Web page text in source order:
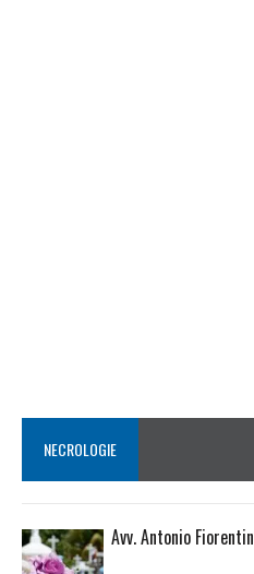
NECROLOGIE
Avv. Antonio Fiorentin